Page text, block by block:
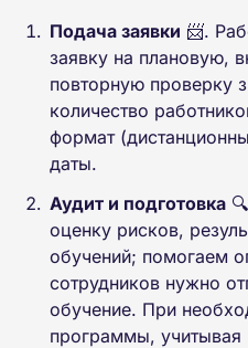
Подача заявки 📨.
заявку на плановую,
повторную проверку
количество
формат
даты.
Аудит и подготовка
оценку рисков,
обучений; помогаем
сотрудников нужно
обучение. При
программы, учитывая